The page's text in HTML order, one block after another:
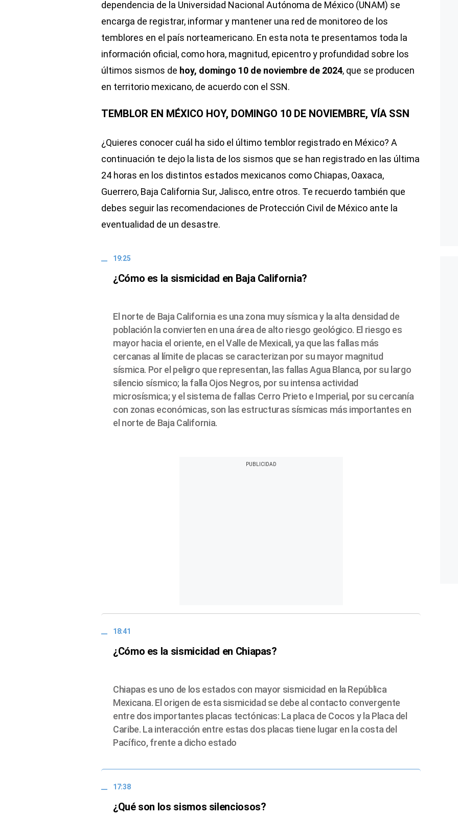
dependencia de la Universidad Nacional Autónoma de México (UNAM) se
encarga de registrar, informar y mantener una red de monitoreo de los
temblores en el país norteamericano. En esta nota te presentamos toda la
información oficial, como hora, magnitud, epicentro y profundidad sobre los
últimos sismos de hoy, domingo 10 de noviembre de 2024, que se producen
en territorio mexicano, de acuerdo con el SSN.
TEMBLOR EN MÉXICO HOY, DOMINGO 10 DE NOVIEMBRE, VÍA SSN
¿Quieres conocer cuál ha sido el último temblor registrado en México? A
continuación te dejo la lista de los sismos que se han registrado en las última
24 horas en los distintos estados mexicanos como Chiapas, Oaxaca,
Guerrero, Baja California Sur, Jalisco, entre otros. Te recuerdo también que
debes seguir las recomendaciones de Protección Civil de México ante la
eventualidad de un desastre.
19:25
¿Cómo es la sismicidad en Baja California?
El norte de Baja California es una zona muy sísmica y la alta densidad de
población la convierten en una área de alto riesgo geológico. El riesgo es
mayor hacia el oriente, en el Valle de Mexicali, ya que las fallas más
cercanas al límite de placas se caracterizan por su mayor magnitud
sísmica. Por el peligro que representan, las fallas Agua Blanca, por su largo
silencio sísmico; la falla Ojos Negros, por su intensa actividad
microsísmica; y el sistema de fallas Cerro Prieto e Imperial, por su cercanía
con zonas económicas, son las estructuras sísmicas más importantes en
el norte de Baja California.
18:41
¿Cómo es la sismicidad en Chiapas?
Chiapas es uno de los estados con mayor sismicidad en la República
Mexicana. El origen de esta sismicidad se debe al contacto convergente
entre dos importantes placas tectónicas: La placa de Cocos y la Placa del
Caribe. La interacción entre estas dos placas tiene lugar en la costa del
Pacífico, frente a dicho estado
17:38
¿Qué son los sismos silenciosos?